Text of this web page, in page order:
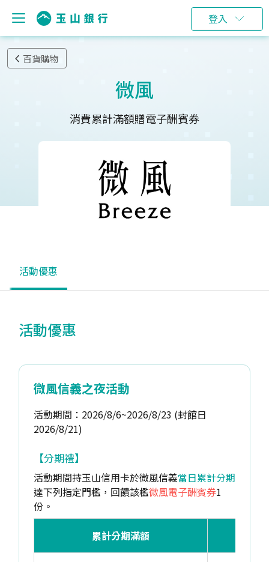
登入
百貨購物
微風
消費累計滿額贈電子酬賓券
活動優惠
活動優惠
微風信義之夜活動
活動期間：2026/8/6~2026/8/23 (封館日
2026/8/21)
【分期禮】
活動期間持玉山信用卡於微風信義當日累計分期
達下列指定門檻，回饋該檻微風電子酬賓券1
份。
累計分期滿額